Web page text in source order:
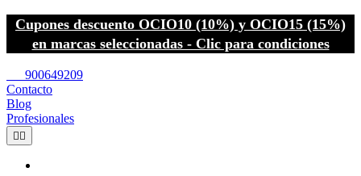
Cupones descuento OCIO10 (10%) y OCIO15 (15%)
en marcas seleccionadas - Clic para condiciones
900649209
Contacto
Blog
Profesionales
 